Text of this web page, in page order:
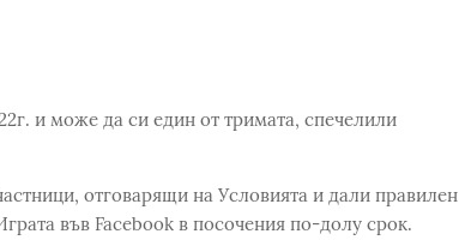
и може да си един от тримата, спечелили
отговарящи на Условията и дали правилен
във Facebook в посочения по-долу срок.